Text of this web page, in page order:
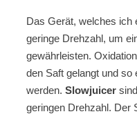
Das Gerät, welches ich
geringe Drehzahl, um
gewährleisten.
den Saft gelangt und
werden. Slowjuicer
geringen Drehzahl. Der